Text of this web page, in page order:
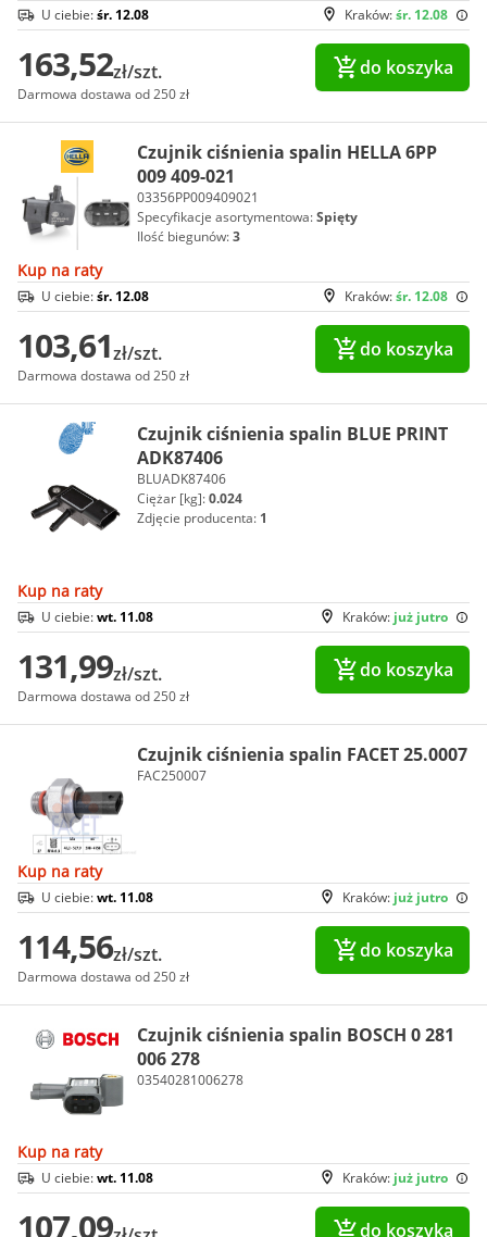
Kraków:śr. 12.08
U ciebie:śr. 12.08
163,52zł/szt.
Darmowa dostawa od 250 zł
do koszyka
Czujnik ciśnienia spalin HELLA 6PP
009 409-021
03356PP009409021
Specyfikacje asortymentowa:Spięty
Ilość biegunów:3
Kup na raty
Kraków:śr. 12.08
U ciebie:śr. 12.08
103,61zł/szt.
Darmowa dostawa od 250 zł
do koszyka
Czujnik ciśnienia spalin BLUE PRINT
ADK87406
BLUADK87406
Ciężar [kg]:0.024
Zdjęcie producenta: 1
Kup na raty
Kraków: już jutro
U ciebie:wt. 11.08
131,99zł/szt.
Darmowa dostawa od 250 zł
do koszyka
Czujnik ciśnienia spalin FACET 25.0007
FAC250007
Kup na raty
Kraków: już jutro
U ciebie:wt. 11.08
114,56zł/szt.
Darmowa dostawa od 250 zł
do koszyka
Czujnik ciśnienia spalin BOSCH 0 281
006 278
03540281006278
Kup na raty
Kraków: już jutro
U ciebie:wt. 11.08
107,09 do koszyka